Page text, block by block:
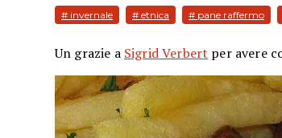
# invernale # etnica # pane raffermo
Un grazie a Sigrid Verbert per avere